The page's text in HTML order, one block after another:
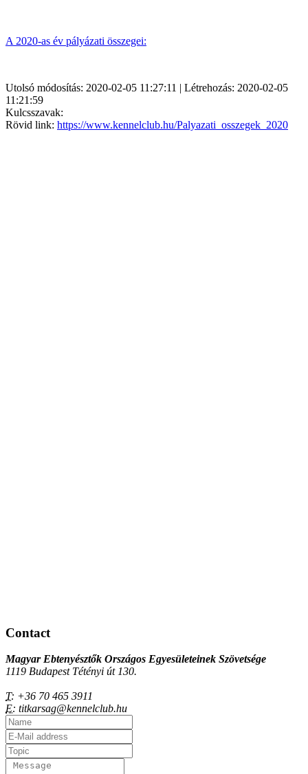
A 2020-as év pályázati összegei:
Utolsó módosítás: 2020-02-05 11:27:11 | Létrehozás: 2020-02-05
11:21:59
Kulcsszavak:
Rövid link: https://www.kennelclub.hu/Palyazati_osszegek_2020
Contact
Magyar Ebtenyésztők Országos Egyesületeinek Szövetsége
1119 Budapest Tétényi út 130.
T: +36 70 465 3911
E: titkarsag@kennelclub.hu